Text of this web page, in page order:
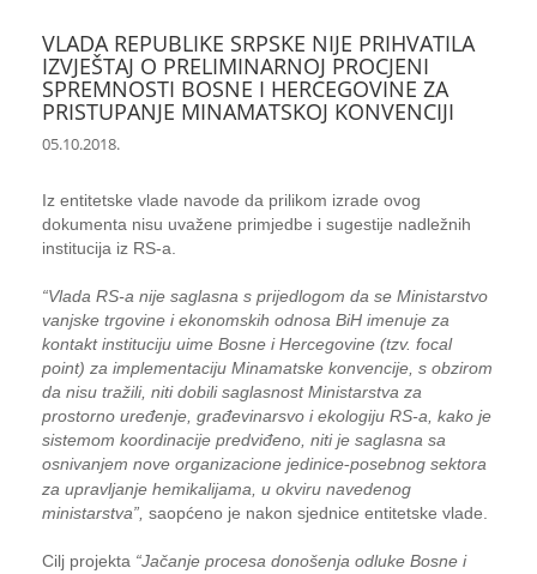
VLADA REPUBLIKE SRPSKE NIJE PRIHVATILA
IZVJEŠTAJ O PRELIMINARNOJ PROCJENI
SPREMNOSTI BOSNE I HERCEGOVINE ZA
PRISTUPANJE MINAMATSKOJ KONVENCIJI
05.10.2018.
Iz entitetske vlade navode da prilikom izrade ovog
dokumenta nisu uvažene primjedbe i sugestije nadležnih
institucija iz RS-a.
“Vlada RS-a nije saglasna s prijedlogom da se Ministarstvo
vanjske trgovine i ekonomskih odnosa BiH imenuje za
kontakt instituciju uime Bosne i Hercegovine (tzv. focal
point) za implementaciju Minamatske konvencije, s obzirom
da nisu tražili, niti dobili saglasnost Ministarstva za
prostorno uređenje, građevinarsvo i ekologiju RS-a, kako je
sistemom koordinacije predviđeno, niti je saglasna sa
osnivanjem nove organizacione jedinice‐posebnog sektora
za upravljanje hemikalijama, u okviru navedenog
ministarstva”, saopćeno je nakon sjednice entitetske vlade.
Cilj projekta “Jačanje procesa donošenja odluke Bosne i